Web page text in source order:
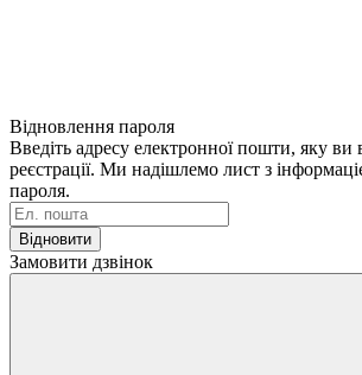
Відновлення пароля
Введіть адресу електронної пошти, яку ви
реєстрації. Ми надішлемо лист з
пароля.
Відновити
Замовити дзвінок